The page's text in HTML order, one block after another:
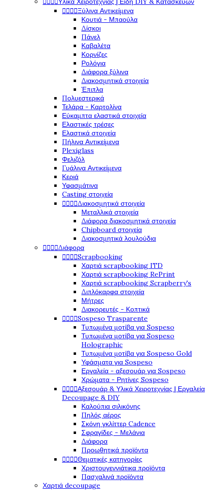
Ξύλινα Αντικείμενα
Κουτιά - Μπαούλα
Δίσκοι
Πάνελ
Καβαλέτα
Κορνίζες
Ρολόγια
Διάφορα ξύλινα
Διακοσμητικά στοιχεία
Έπιπλα
Πολυεστερικά
Τελάρα - Καρτολίνα
Εύκαμπτα ελαστικά στοιχεία
Ελαστικές τρέσες
Ελαστικά στοιχεία
Πήλινα Αντικείμενα
Plexiglass
Φελιζόλ
Γυάλινα Αντικείμενα
Κεριά
Υφασμάτινα
Casting στοιχεία
Διακοσμητικά στοιχεία
Μεταλλικά στοιχεία
Διάφορα διακοσμητικά στοιχεία
Chipboard στοιχεία
Διακοσμητικά λουλούδια
Διάφορα
Scrapbooking
Χαρτιά scrapbooking ITD
Χαρτιά scrapbooking RePrint
Χαρτιά scrapbooking Scrapberry's
Διπλόκαρφα στοιχεία
Μήτρες
Διακορευτές - Κοπτικά
Sospeso Trasparente
Τυπωμένα μοτίβα για Sospeso
Τυπωμένα μοτίβα για Sospeso
Holographic
Τυπωμένα μοτίβα για Sospeso Gold
Υφάσματα για Sospeso
Εργαλεία - αξεσουάρ για Sospeso
Χρώματα - Ρητίνες Sospeso
Αξεσουάρ & Υλικά Χειροτεχνίας | Εργαλεία
Decoupage & DIY
Καλούπια σιλικόνης
Πηλός αέρος
Σκόνη γκλίττερ Cadence
Σφραγίδες - Μελάνια
Διάφορα
Προωθητικά προϊόντα
Θεματικές κατηγορίες
Χριστουγεννιάτικα προϊόντα
Πασχαλινά προϊόντα
Χαρτιά decoupage